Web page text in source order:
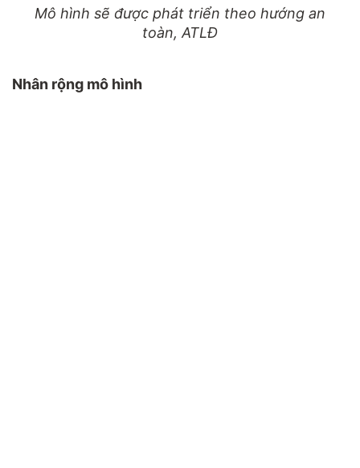
Mô hình sẽ được phát triển theo hướng an
toàn, ATLĐ
Nhân rộng mô hình